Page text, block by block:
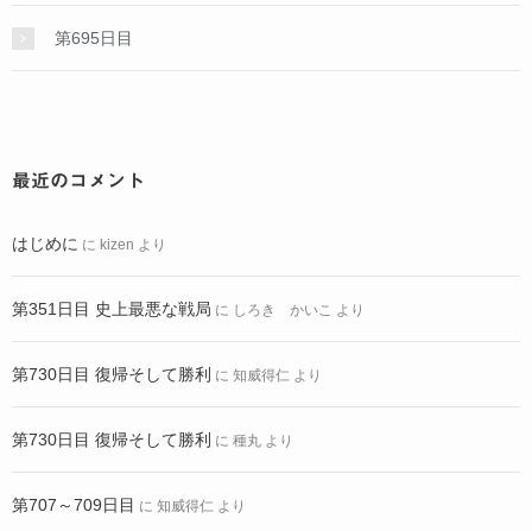
第695日目
最近のコメント
はじめに に kizen より
第351日目 史上最悪な戦局 に しろき かいこ より
第730日目 復帰そして勝利 に 知威得仁 より
第730日目 復帰そして勝利 に 種丸 より
第707～709日目 に 知威得仁 より